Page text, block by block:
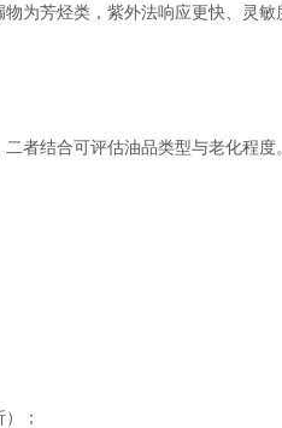
为芳烃类，紫外法响应更快、灵敏
者结合可评估油品类型与老化程度
；